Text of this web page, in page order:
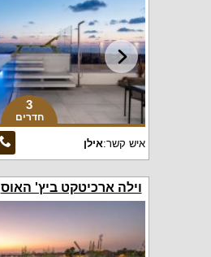
3
חדרים
איש קשר:אילן
וילה ארכיטקט ביץ' האוס